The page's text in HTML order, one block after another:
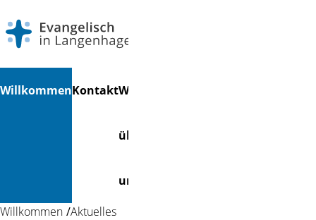
überspringen
WillkommenKontaktWir
über
uns
Willkommen Aktuelles